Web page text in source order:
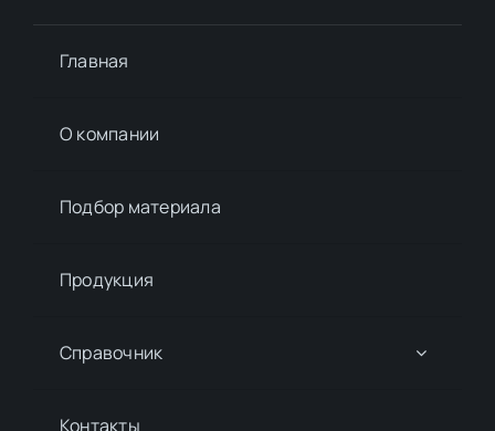
Главная
О компании
Подбор материалa
Продукция
Справочник
Контакты